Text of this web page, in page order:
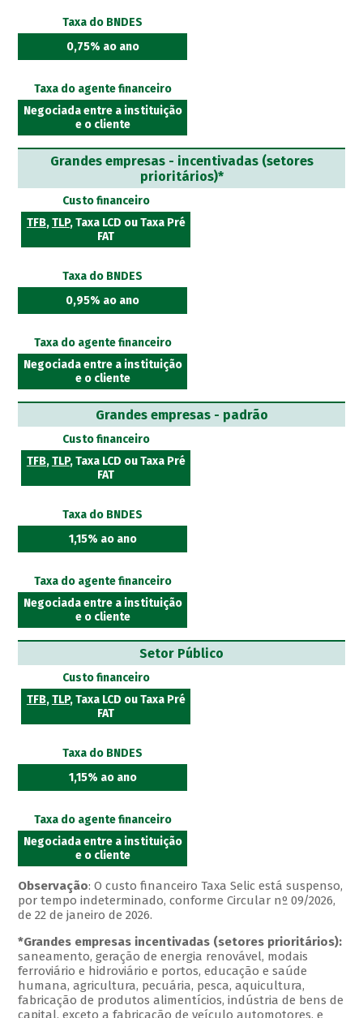
Taxa do BNDES
0,75% ao ano
Taxa do agente financeiro
Negociada entre a instituição
e o cliente
Grandes empresas - incentivadas (setores
prioritários)*
Custo financeiro
TFB,TLP, Taxa LCD ou Taxa Pré
FAT
Taxa do BNDES
0,95% ao ano
Taxa do agente financeiro
Negociada entre a instituição
e o cliente
Grandes empresas - padrão
Custo financeiro
TFB,TLP, Taxa LCD ou Taxa Pré
FAT
Taxa do BNDES
1,15% ao ano
Taxa do agente financeiro
Negociada entre a instituição
e o cliente
Setor Público
Custo financeiro
TFB,TLP, Taxa LCD ou Taxa Pré
FAT
Taxa do BNDES
1,15% ao ano
Taxa do agente financeiro
Negociada entre a instituição
e o cliente
Observação: O custo financeiro Taxa Selic está suspenso,
por tempo indeterminado, conforme Circular nº 09/2026,
de 22 de janeiro de 2026.
*Grandes empresas incentivadas (setores prioritários):
saneamento, geração de energia renovável, modais
ferroviário e hidroviário e portos, educação e saúde
humana, agricultura, pecuária, pesca, aquicultura,
fabricação de produtos alimentícios, indústria de bens de